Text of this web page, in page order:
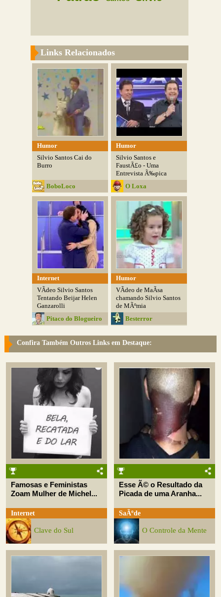
Links Relacionados
Humor
Silvio Santos Cai do
Burro
BoboLoco
Humor
Silvio Santos e
FaustÃ£o - Uma
Entrevista Ã‰pica
O Loxa
Internet
VÃ­deo Silvio Santos
Tentando Beijar Helen
Ganzarolli
Pitaco do Blogueiro
Humor
VÃ­deo de MaÃ­sa
chamando Silvio Santos
de MÃºmia
Besterror
Confira Também Outros Links em Destaque:
Famosas e Feministas
Zoam Mulher de Michel...
Internet
Clave do Sul
Esse Ã© o Resultado da
Picada de uma Aranha...
SaÃºde
O Controle da Mente